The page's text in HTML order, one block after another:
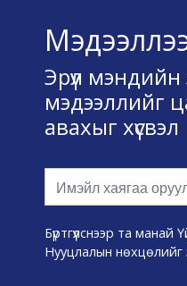
Эрүүл
мэдээллийг
авахыг хүсвэл
Бүртгүүлснээр та
Нууцлалын
Үйлчилгээний нөхцөл
Нууц хадгалах тухай
Холбоо барих
Өвчин А-Я
Эмнэлэг хайх
Эрүүл мэндийн